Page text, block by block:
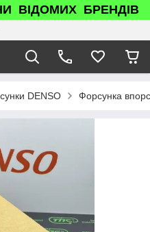
ВІДОМИХ БРЕНДІВ
DENSO Форсунка